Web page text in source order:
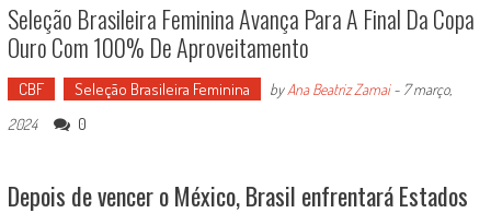
Seleção Brasileira Feminina Avança Para A Final Da Copa
Ouro Com 100% De Aproveitamento
CBF Seleção Brasileira Feminina byAna Beatriz Zamai- 7 março,
2024
0
Depois de vencer o México, Brasil enfrentará Estados